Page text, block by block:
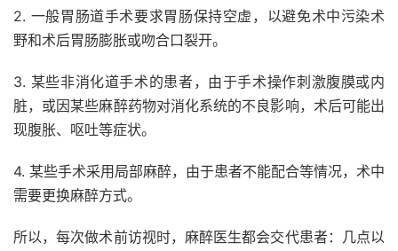
2. 一般胃肠道手术要求胃肠保持空虚，以避免术中污染术
野和术后胃肠膨胀或吻合口裂开。
3. 某些非消化道手术的患者，由于手术操作刺激腹膜或内
脏，或因某些麻醉药物对消化系统的不良影响，术后可能出
现腹胀、呕吐等症状。
4. 某些手术采用局部麻醉，由于患者不能配合等情况，术中
需要更换麻醉方式。
所以，每次做术前访视时，麻醉医生都会交代患者：几点以